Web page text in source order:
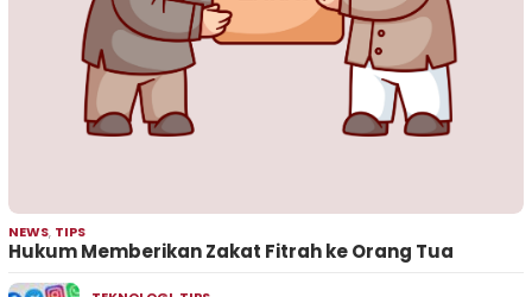
NEWS, TIPS
Hukum Memberikan Zakat Fitrah ke Orang Tua